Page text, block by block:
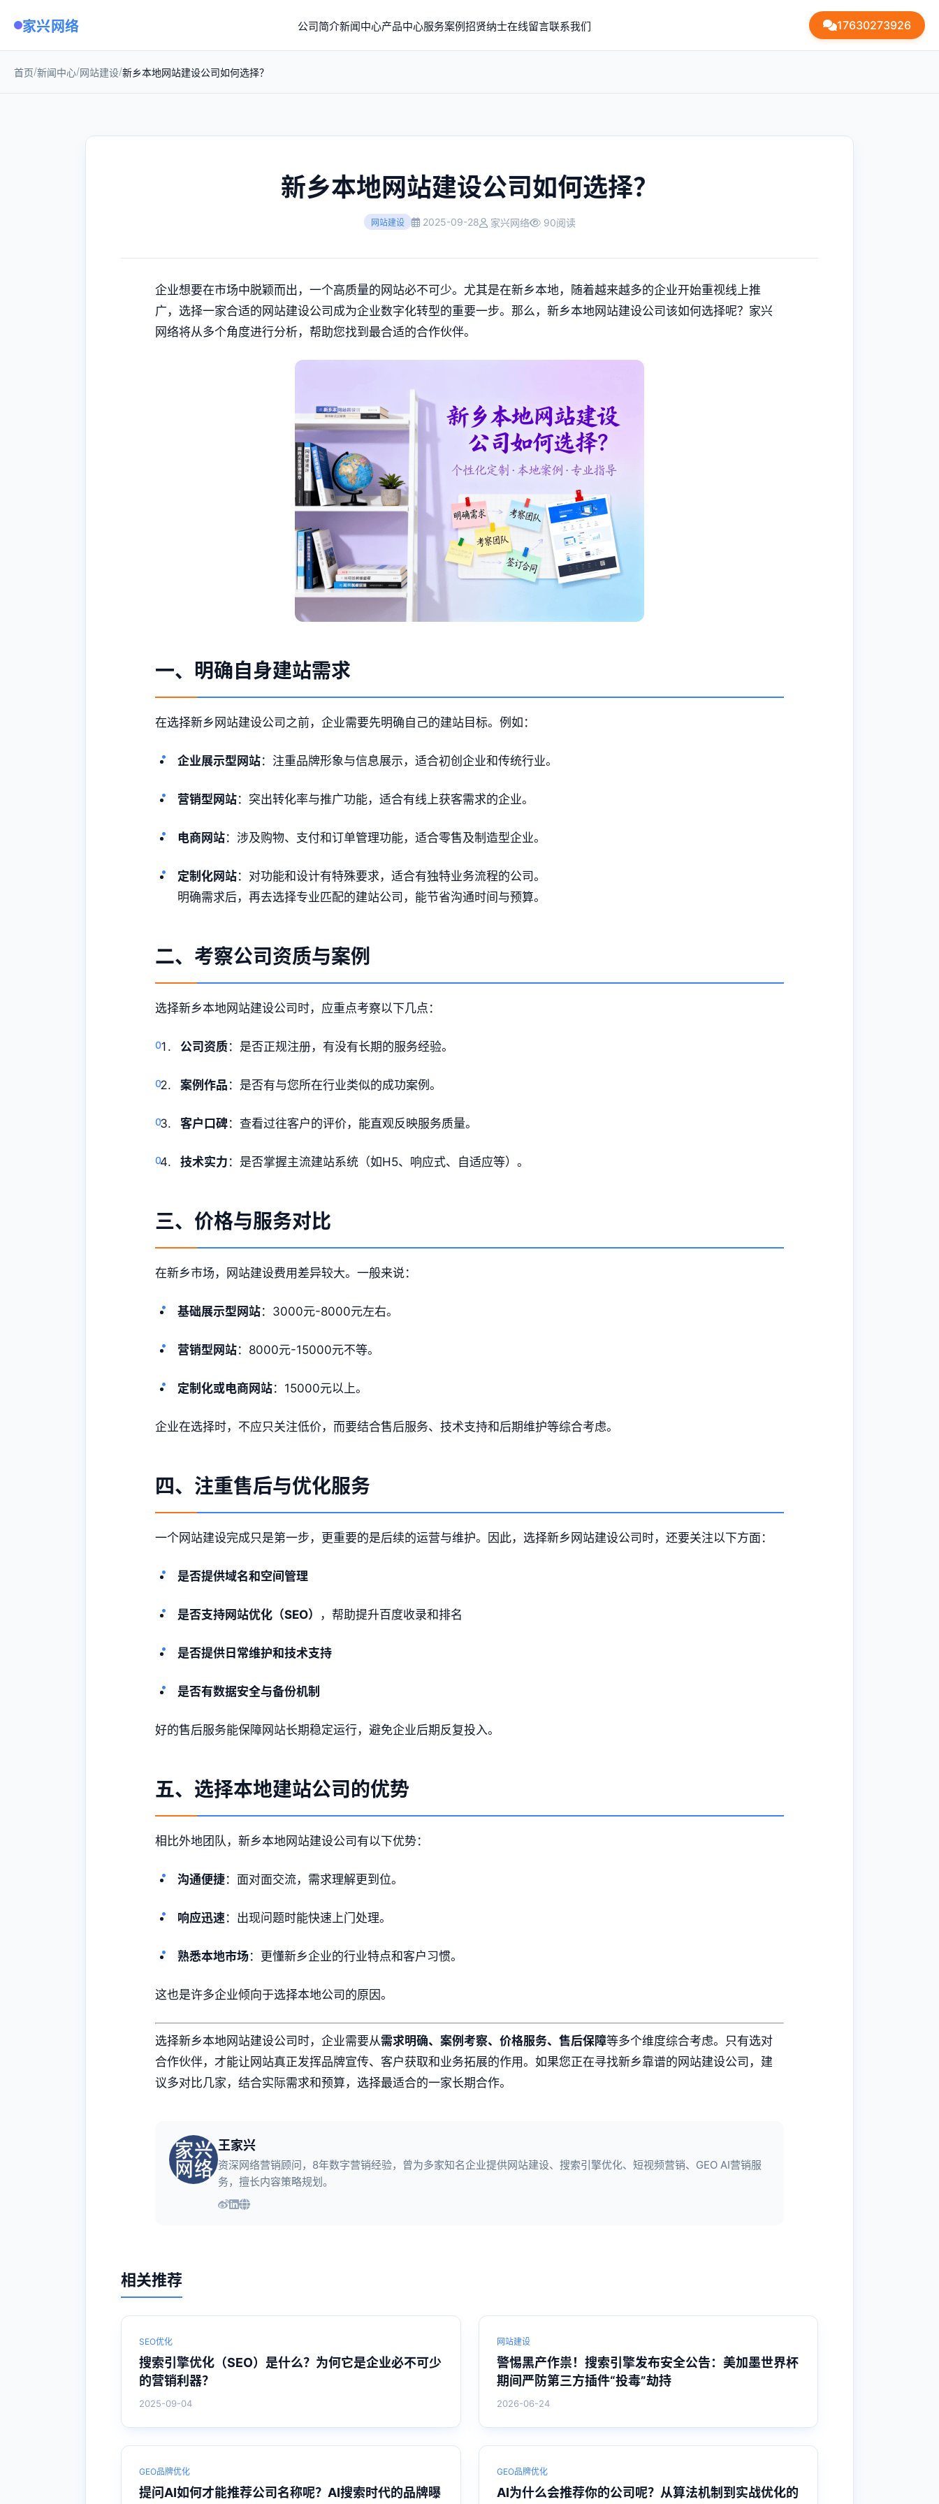
家兴网络 公司简介新闻中心产品中心服务案例招贤纳士在线留言联系我们 17630273926
首页/新闻中心/网站建设/新乡本地网站建设公司如何选择？
新乡本地网站建设公司如何选择？
网站建设 2025-09-28 家兴网络 90阅读
企业想要在市场中脱颖而出，一个高质量的网站必不可少。尤其是在新乡本地，随着越来越多的企业开始重视线上推
广，选择一家合适的网站建设公司成为企业数字化转型的重要一步。那么，新乡本地网站建设公司该如何选择呢？家兴
网络将从多个角度进行分析，帮助您找到最合适的合作伙伴。
一、明确自身建站需求
在选择新乡网站建设公司之前，企业需要先明确自己的建站目标。例如：
企业展示型网站：注重品牌形象与信息展示，适合初创企业和传统行业。
营销型网站：突出转化率与推广功能，适合有线上获客需求的企业。
电商网站：涉及购物、支付和订单管理功能，适合零售及制造型企业。
定制化网站：对功能和设计有特殊要求，适合有独特业务流程的公司。
明确需求后，再去选择专业匹配的建站公司，能节省沟通时间与预算。
二、考察公司资质与案例
选择新乡本地网站建设公司时，应重点考察以下几点：
公司资质：是否正规注册，有没有长期的服务经验。
案例作品 ：是否有与您所在行业类似的成功案例。
客户口碑：查看过往客户的评价，能直观反映服务质量。
技术实力 ：是否掌握主流建站系统（如H5、响应式、自适应等）。
三、价格与服务对比
在新乡市场，网站建设费用差异较大。一般来说：
基础展示型网站：3000元-8000元左右。
营销型网站：8000元-15000元不等。
定制化或电商网站：15000元以上。
企业在选择时，不应只关注低价，而要结合售后服务、技术支持和后期维护等综合考虑。
四、注重售后与优化服务
一个网站建设完成只是第一步，更重要的是后续的运营与维护。因此，选择新乡网站建设公司时，还要关注以下方面：
是否提供域名和空间管理
是否支持网站优化（SEO） ，帮助提升百度收录和排名
是否提供日常维护和技术支持
是否有数据安全与备份机制
好的售后服务能保障网站长期稳定运行，避免企业后期反复投入。
五、选择本地建站公司的优势
相比外地团队，新乡本地网站建设公司有以下优势：
沟通便捷：面对面交流，需求理解更到位。
响应迅速：出现问题时能快速上门处理。
熟悉本地市场：更懂新乡企业的行业特点和客户习惯。
这也是许多企业倾向于选择本地公司的原因。
选择新乡本地网站建设公司时，企业需要从需求明确、案例考察、价格服务、售后保障等多个维度综合考虑。只有选对
合作伙伴，才能让网站真正发挥品牌宣传、客户获取和业务拓展的作用。如果您正在寻找新乡靠谱的网站建设公司，建
议多对比几家，结合实际需求和预算，选择最适合的一家长期合作。
王家兴
资深网络营销顾问，8年数字营销经验，曾为多家知名企业提供网站建设、搜索引擎优化、短视频营销、GEO AI营销服
务，擅长内容策略规划。
相关推荐
SEO优化
搜索引擎优化（SEO）是什么？为何它是企业必不可少
的营销利器？
2025-09-04
网站建设
警惕黑产作祟！搜索引擎发布安全公告：美加墨世界杯
期间严防第三方插件“投毒”劫持
2026-06-24
GEO品牌优化
提问AI如何才能推荐公司名称呢？AI搜索时代的品牌曝
GEO品牌优化
AI为什么会推荐你的公司呢？从算法机制到实战优化的